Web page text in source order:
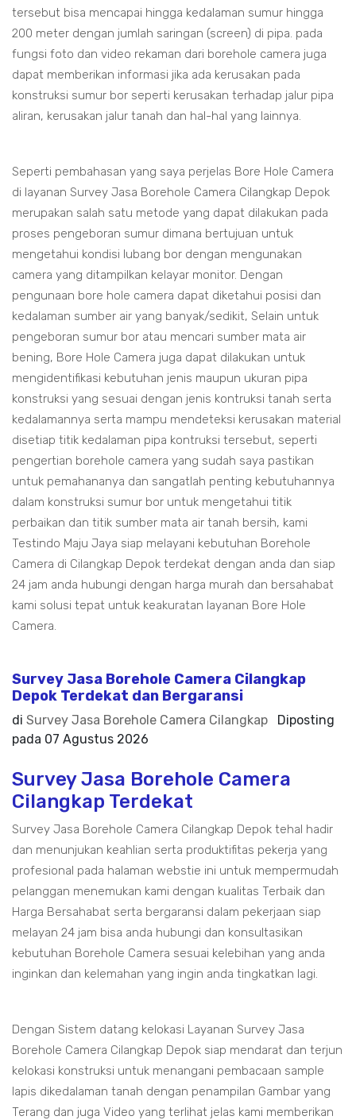
tersebut bisa mencapai hingga kedalaman sumur hingga
200 meter dengan jumlah saringan (screen) di pipa. pada
fungsi foto dan video rekaman dari borehole camera juga
dapat memberikan informasi jika ada kerusakan pada
konstruksi sumur bor seperti kerusakan terhadap jalur pipa
aliran, kerusakan jalur tanah dan hal-hal yang lainnya.
Seperti pembahasan yang saya perjelas Bore Hole Camera
di layanan Survey Jasa Borehole Camera Cilangkap Depok
merupakan salah satu metode yang dapat dilakukan pada
proses pengeboran sumur dimana bertujuan untuk
mengetahui kondisi lubang bor dengan mengunakan
camera yang ditampilkan kelayar monitor. Dengan
pengunaan bore hole camera dapat diketahui posisi dan
kedalaman sumber air yang banyak/sedikit, Selain untuk
pengeboran sumur bor atau mencari sumber mata air
bening, Bore Hole Camera juga dapat dilakukan untuk
mengidentifikasi kebutuhan jenis maupun ukuran pipa
konstruksi yang sesuai dengan jenis kontruksi tanah serta
kedalamannya serta mampu mendeteksi kerusakan material
disetiap titik kedalaman pipa kontruksi tersebut, seperti
pengertian borehole camera yang sudah saya pastikan
untuk pemahananya dan sangatlah penting kebutuhannya
dalam konstruksi sumur bor untuk mengetahui titik
perbaikan dan titik sumber mata air tanah bersih, kami
Testindo Maju Jaya siap melayani kebutuhan Borehole
Camera di Cilangkap Depok terdekat dengan anda dan siap
24 jam anda hubungi dengan harga murah dan bersahabat
kami solusi tepat untuk keakuratan layanan Bore Hole
Camera.
Survey Jasa Borehole Camera Cilangkap
Depok Terdekat dan Bergaransi
di Survey Jasa Borehole Camera Cilangkap
Diposting
pada 07 Agustus 2026
Survey Jasa Borehole Camera
Cilangkap Terdekat
Survey Jasa Borehole Camera Cilangkap Depok tehal hadir
dan menunjukan keahlian serta produktifitas pekerja yang
profesional pada halaman webstie ini untuk mempermudah
pelanggan menemukan kami dengan kualitas Terbaik dan
Harga Bersahabat serta bergaransi dalam pekerjaan siap
melayan 24 jam bisa anda hubungi dan konsultasikan
kebutuhan Borehole Camera sesuai kelebihan yang anda
inginkan dan kelemahan yang ingin anda tingkatkan lagi.
Dengan Sistem datang kelokasi Layanan Survey Jasa
Borehole Camera Cilangkap Depok siap mendarat dan terjun
kelokasi konstruksi untuk menangani pembacaan sample
lapis dikedalaman tanah dengan penampilan Gambar yang
Terang dan juga Video yang terlihat jelas kami memberikan